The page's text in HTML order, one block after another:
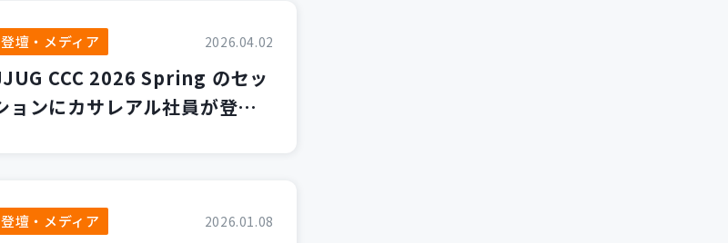
登壇・メディア 2026.04.02
CCC 2026 Spring のセッ
ョンにカサレアル社員が登壇
登壇・メディア 2026.01.08